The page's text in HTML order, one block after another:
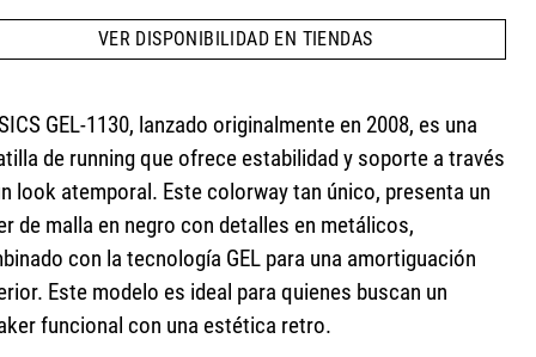
VER DISPONIBILIDAD EN TIENDAS
GEL-1130, lanzado originalmente en 2008, es una
de running que ofrece estabilidad y soporte a través
look atemporal. Este colorway tan único, presenta un
de malla en negro con detalles en metálicos,
con la tecnología GEL para una amortiguación
Este modelo es ideal para quienes buscan un
funcional con una estética retro.